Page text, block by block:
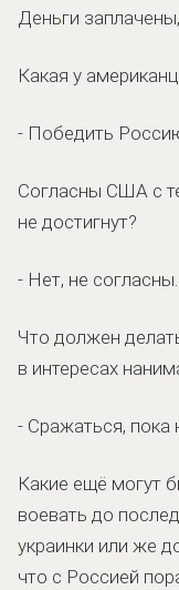
Деньги
Какая у
- Победить
Согласны США с
не достигнут?
- Нет, не
Что должен
в интересах
- Сражаться, пока
Какие ещё могут
воевать до
украинки или же
что с Россией